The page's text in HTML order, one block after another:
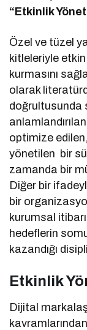
“Etkinlik
Özel ve tüzel
kitleleriyle
kurmasını
olarak
doğrultusunda
optimize
yönetilen bir
zamanda bir
Diğer bir
bir
kurumsal
hedeflerin
kazandığı
Etkinlik
Dijital